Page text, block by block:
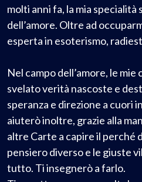
molti anni fa, la mia specialità
dell’amore. Oltre ad
esperta in esoterismo,
Nel campo dell’amore, le mie
svelato verità nascoste e
speranza e direzione a cuori
aiuterò inoltre, grazie alla
altre Carte a capire il perché
pensiero diverso e le giuste
tutto. Ti insegnerò a farlo.